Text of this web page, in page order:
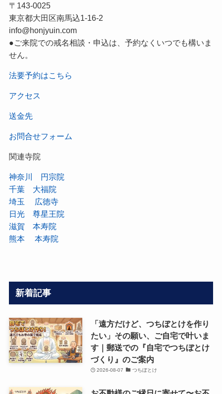
〒143-0025
東京都大田区南馬込1-16-2
info@honjyuin.com
●ご来院での戒名相談・申込は、予約なくいつでも構いま
せん。
法要予約はこちら
アクセス
送金先
お問合せフォーム
関連寺院
神奈川 円宗院
千葉 大福院
埼玉 広徳寺
日光 尊星王院
滋賀 本寿院
熊本 本寿院
新着記事
「遠方だけど、つちぼとけを作り
たい」その願い、ご自宅で叶いま
す｜郵送での『自宅でつちぼとけ
づくり』のご案内
2026-08-07 つちぼとけ